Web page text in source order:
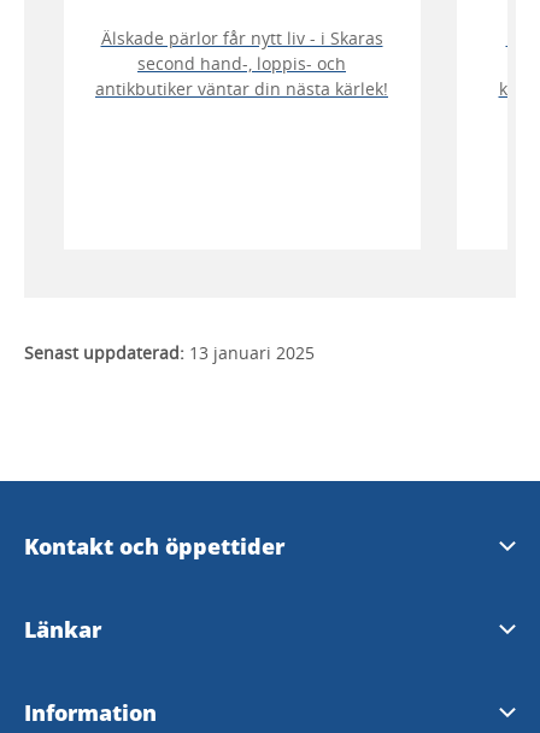
Älskade pärlor får nytt liv - i Skaras
second hand-, loppis- och
antikbutiker väntar din nästa kärlek!
Senast uppdaterad: 13 januari 2025
Kontakt och öppettider
Skara Kontaktcenter
Länkar
Skara kommun
Information